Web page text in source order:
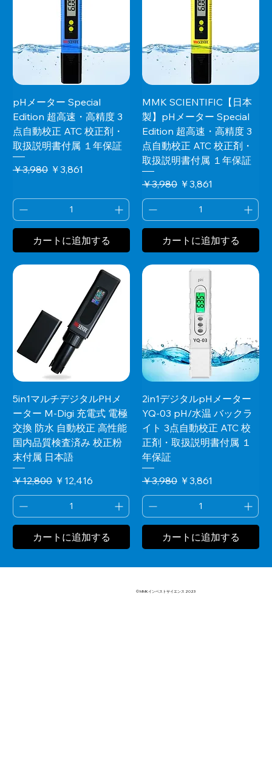
pHメーター Special
Edition 超高速・高精度 3
点自動校正 ATC 校正剤・
取扱説明書付属 １年保証
通常価格
￥3,980 セール価格
￥3,861
カートに追加する
MMK SCIENTIFIC【日本
製】pHメーター Special
Edition 超高速・高精度 3
点自動校正 ATC 校正剤・
取扱説明書付属 １年保証
通常価格
￥3,980 セール価格
￥3,861
カートに追加する
5in1マルチデジタルPHメ
ーター M-Digi 充電式 電極
交換 防水 自動校正 高性能
国内品質検査済み 校正粉
末付属 日本語
通常価格
￥12,800 セール価格
￥12,416
カートに追加する
2in1デジタルpHメーター
YQ-03 pH/水温 バックラ
イト 3点自動校正 ATC 校
正剤・取扱説明書付属 １
年保証
通常価格
￥3,980 セール価格
￥3,861
カートに追加する
© MMKインベストサイエンス 2023